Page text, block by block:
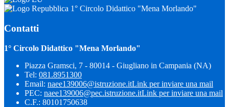
1° Circolo Didattico "Mena Morlando"
Contatti
1° Circolo Didattico "Mena Morlando"
Piazza Gramsci, 7 - 80014 - Giugliano in Campania (NA)
Tel: 081.8951300
Email: naee139006@istruzione.itLink per inviare una mail
PEC: naee139006@pec.istruzione.itLink per inviare una mail
C.F.: 80101750638